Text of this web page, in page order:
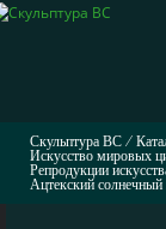
Скульптура ВС ⁄
Искусство мировых
Репродукции
Ацтекский солнечный